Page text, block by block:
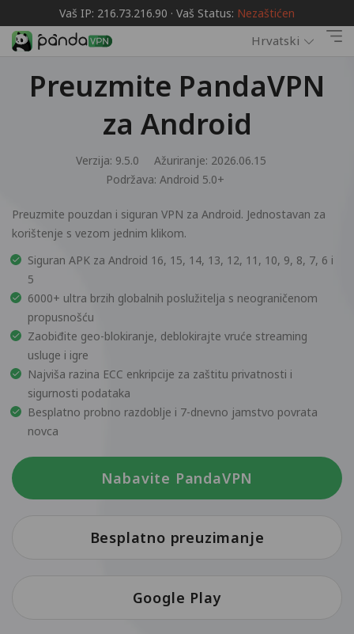
Vaš IP: 216.73.216.90 · Vaš Status: Nezaštićen
Hrvatski
Preuzmite PandaVPN
za Android
Verzija: 9.5.0
Ažuriranje: 2026.06.15
Podržava: Android 5.0+
Preuzmite pouzdan i siguran VPN za Android. Jednostavan za
korištenje s vezom jednim klikom.
Siguran APK za Android 16, 15, 14, 13, 12, 11, 10, 9, 8, 7, 6 i
5
6000+ ultra brzih globalnih poslužitelja s neograničenom
propusnošću
Zaobiđite geo-blokiranje, deblokirajte vruće streaming
usluge i igre
Najviša razina ECC enkripcije za zaštitu privatnosti i
sigurnosti podataka
Besplatno probno razdoblje i 7-dnevno jamstvo povrata
novca
Nabavite PandaVPN
Besplatno preuzimanje
Google Play